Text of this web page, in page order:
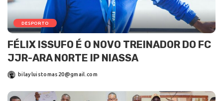
DESPORTO
FÉLIX ISSUFO É O NOVO TREINADOR DO FC
JJR-ARA NORTE IP NIASSA
bilayluistomas20@gmail.com